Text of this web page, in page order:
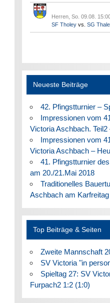
Herren, So. 09.08.
SF Tholeyvs. SG
Neueste Beiträge
42. Pfingstturnier –
Impressionen vom
Victoria Aschbach. Teil2
Impressionen vom
Victoria Aschbach –
41. Pfingstturnier
am 20./21.Mai 2018
Traditionelles
Aschbach am Karfreitag
Top Beiträge & Seiten
Zweite Mannschaft
SV Victoria "in
Spieltag 27: SV
Furpach2 1:2 (1:0)